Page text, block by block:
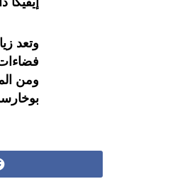
وتعد
ومن